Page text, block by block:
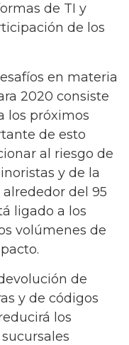
de TI y
de los
en materia
2020 consiste
los próximos
de esto
al riesgo de
y de la
del 95
ligado a los
volúmenes de
de
y de códigos
los